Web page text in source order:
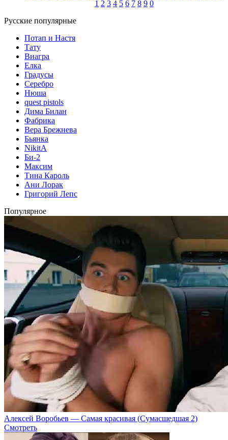
1 2 3 4 5 6 7 8 9 0
Русские популярные
Потап и Настя
Тату
Виагра
Елка
Градусы
Серебро
Нюша
quest pistols
Дима Билан
Фабрика
Вера Брежнева
Бьянка
NikitA
Би-2
Максим
Тина Кароль
Ани Лорак
Григорий Лепс
Популярное
Алексей Воробьев — Самая красивая (Сумасшедшая 2)
Смотреть